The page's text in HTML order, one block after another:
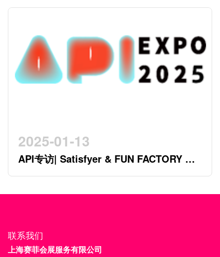
2025-01-13
API专访| Satisfyer & FUN FACTORY 开
创行业新时代的德系双星
联系我们
上海赛菲会展服务有限公司